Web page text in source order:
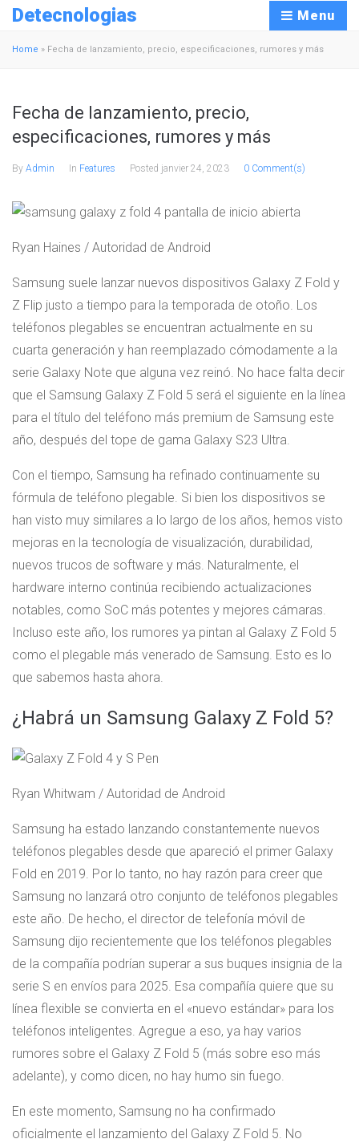
Detecnologias Menu
Home » Fecha de lanzamiento, precio, especificaciones, rumores y más
Fecha de lanzamiento, precio,
especificaciones, rumores y más
By Admin In Features Posted janvier 24, 2023 0 Comment(s)
Ryan Haines / Autoridad de Android
Samsung suele lanzar nuevos dispositivos Galaxy Z Fold y
Z Flip justo a tiempo para la temporada de otoño. Los
teléfonos plegables se encuentran actualmente en su
cuarta generación y han reemplazado cómodamente a la
serie Galaxy Note que alguna vez reinó. No hace falta decir
que el Samsung Galaxy Z Fold 5 será el siguiente en la línea
para el título del teléfono más premium de Samsung este
año, después del tope de gama Galaxy S23 Ultra.
Con el tiempo, Samsung ha refinado continuamente su
fórmula de teléfono plegable. Si bien los dispositivos se
han visto muy similares a lo largo de los años, hemos visto
mejoras en la tecnología de visualización, durabilidad,
nuevos trucos de software y más. Naturalmente, el
hardware interno continúa recibiendo actualizaciones
notables, como SoC más potentes y mejores cámaras.
Incluso este año, los rumores ya pintan al Galaxy Z Fold 5
como el plegable más venerado de Samsung. Esto es lo
que sabemos hasta ahora.
¿Habrá un Samsung Galaxy Z Fold 5?
Ryan Whitwam / Autoridad de Android
Samsung ha estado lanzando constantemente nuevos
teléfonos plegables desde que apareció el primer Galaxy
Fold en 2019. Por lo tanto, no hay razón para creer que
Samsung no lanzará otro conjunto de teléfonos plegables
este año. De hecho, el director de telefonía móvil de
Samsung dijo recientemente que los teléfonos plegables
de la compañía podrían superar a sus buques insignia de la
serie S en envíos para 2025. Esa compañía quiere que su
línea flexible se convierta en el «nuevo estándar» para los
teléfonos inteligentes. Agregue a eso, ya hay varios
rumores sobre el Galaxy Z Fold 5 (más sobre eso más
adelante), y como dicen, no hay humo sin fuego.
En este momento, Samsung no ha confirmado
oficialmente el lanzamiento del Galaxy Z Fold 5. No